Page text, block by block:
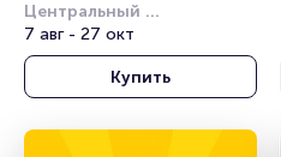
Центральный
академический театр
Российской Армии
7 авг - 27 окт
Купить